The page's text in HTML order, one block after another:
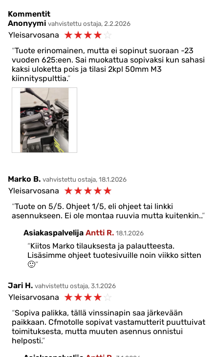
Kommentit
Anonyymi vahvistettu ostaja, 2.2.2026
Yleisarvosana ☆☆☆☆☆
Tuote erinomainen, mutta ei sopinut suoraan -23
vuoden 625:een. Sai muokattua sopivaksi kun sahasi
kaksi uloketta pois ja tilasi 2kpl 50mm M3
kiinnityspulttia.
Marko B. vahvistettu ostaja, 18.1.2026
Yleisarvosana ☆☆☆☆☆
Tuote on 5/5. Ohjeet 1/5, eli ohjeet tai linkki
asennukseen. Ei ole montaa ruuvia mutta kuitenkin..
Asiakaspalvelija Antti R. 18.1.2026
Kiitos Marko tilauksesta ja palautteesta.
Lisäsimme ohjeet tuotesivuille noin viikko sitten
🙂
Jari H. vahvistettu ostaja, 3.1.2026
Yleisarvosana ☆☆☆☆☆
Sopiva palikka, tällä vinssinapin saa järkevään
paikkaan. Cfmotolle sopivat vastamutterit puuttuivat
toimituksesta, mutta muuten asennus onnistui
helposti.